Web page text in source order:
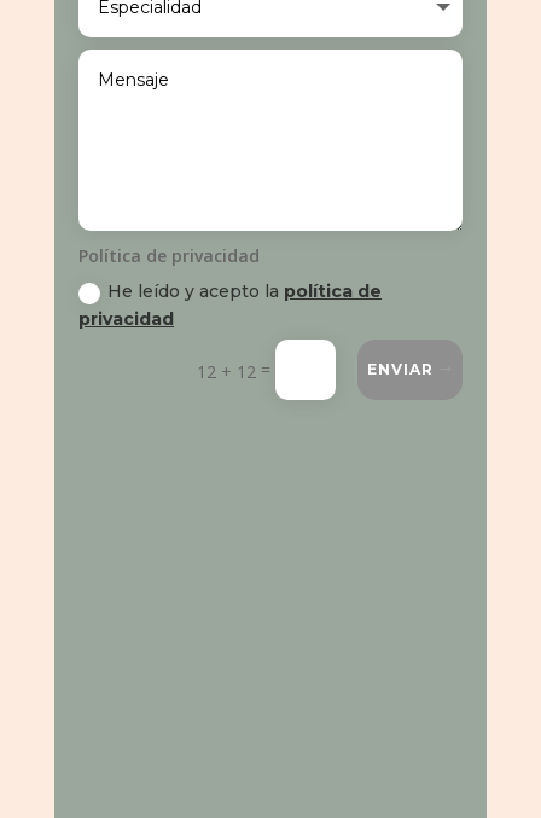
Política de privacidad
He leído y acepto la política de
privacidad
12 + 12 = ENVIAR